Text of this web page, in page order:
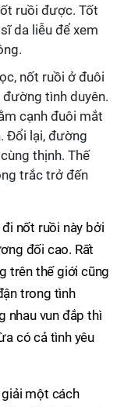
ruồi được. Tốt
da liễu để xem
nốt ruồi ở đuôi
tình duyên.
cạnh đuôi mắt
Đổi lại, đường
thịnh. Thế
trắc trở đến
nốt ruồi này bởi
đối cao. Rất
trên thế giới cũng
trong tình
nhau vun đắp thì
có cả tình yêu
một cách